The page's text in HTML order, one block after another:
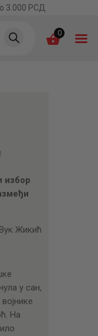
3.000 РСД
0
избор
Вук Жикић
у сан,
На